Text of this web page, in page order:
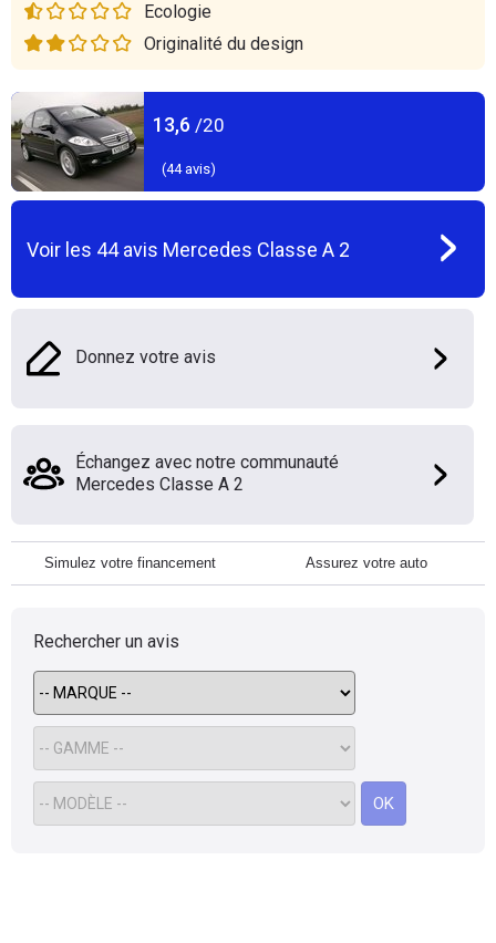
Ecologie
Originalité du design
13,6 /20
(44avis)
Voir les 44avis Mercedes Classe A 2
Donnez votre avis
Échangez avec notre communauté
Mercedes Classe A 2
Simulez votre financement Assurez votre auto
Rechercher un avis
OK